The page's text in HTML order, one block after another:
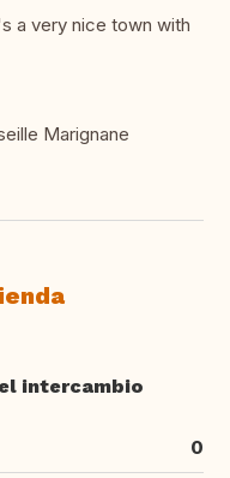
a very nice town with
Marignane
intercambio
0